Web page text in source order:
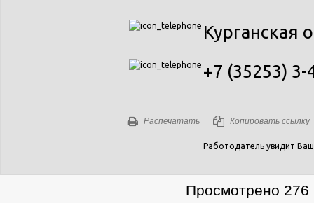
Курганская
+7 (35253) 3-
Распечатать Копировать ссылку
Работодатель увидит
Просмотрено 276